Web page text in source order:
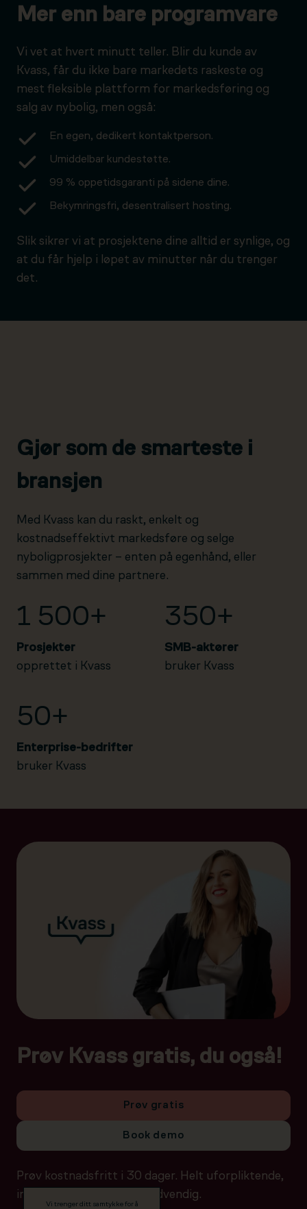
Mer enn bare programvare
Vi vet at hvert minutt teller. Blir du kunde av
Kvass, får du ikke bare markedets raskeste og
mest fleksible plattform for markedsføring og
salg av nybolig, men også:
En egen, dedikert kontaktperson.
Umiddelbar kundestøtte.
99 % oppetidsgaranti på sidene dine.
Bekymringsfri, desentralisert hosting.
Slik sikrer vi at prosjektene dine alltid er synlige, og
at du får hjelp i løpet av minutter når du trenger
det.
Gjør som de smarteste i
bransjen
Med Kvass kan du raskt, enkelt og
kostnadseffektivt markedsføre og selge
nyboligprosjekter – enten på egenhånd, eller
sammen med dine partnere.
1 500+
Prosjekter
opprettet i Kvass
350+
SMB-aktører
bruker Kvass
50+
Enterprise-bedrifter
bruker Kvass
Prøv Kvass gratis, du også!
Prøv gratis
Book demo
Prøv kostnadsfritt i 30 dager. Helt uforpliktende,
ingen betalingsdetaljer nødvendig.
Vi trenger ditt samtykke for å